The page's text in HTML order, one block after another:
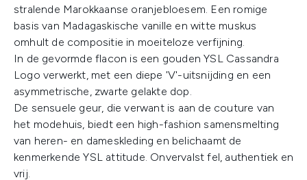
stralende Marokkaanse oranjebloesem. Een romige
basis van Madagaskische vanille en witte muskus
omhult de compositie in moeiteloze verfijning.
In de gevormde flacon is een gouden YSL Cassandra
Logo verwerkt, met een diepe 'V'-uitsnijding en een
asymmetrische, zwarte gelakte dop.
De sensuele geur, die verwant is aan de couture van
het modehuis, biedt een high-fashion samensmelting
van heren- en dameskleding en belichaamt de
kenmerkende YSL attitude. Onvervalst fel, authentiek en
vrij.